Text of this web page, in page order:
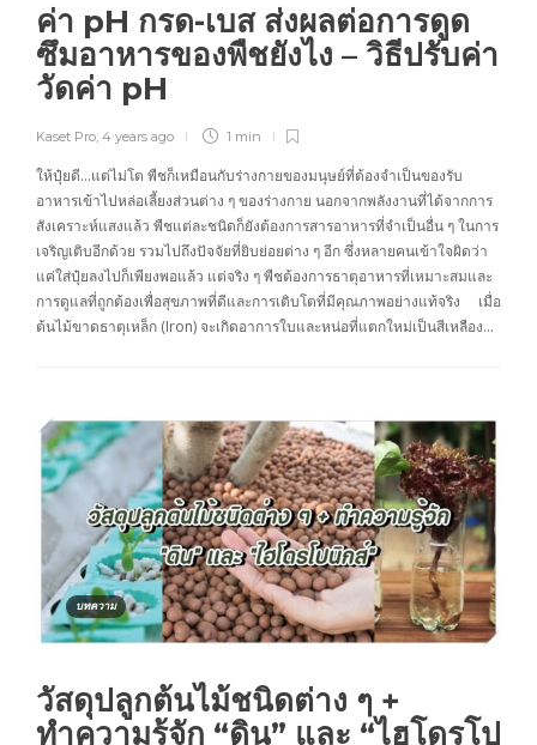
ค่า pH กรด-เบส ส่งผลต่อการดูด
ซึมอาหารของพืชยังไง – วิธีปรับค่า
วัดค่า pH
Kaset Pro 4 years ago 1 min
ให้ปุ๋ยดี…แต่ไม่โต พืชก็เหมือนกับร่างกายของมนุษย์ที่ต้องจำเป็นของรับ
อาหารเข้าไปหล่อเลี้ยงส่วนต่าง ๆ ของร่างกาย นอกจากพลังงานที่ได้จากการ
สังเคราะห์แสงแล้ว พืชแต่ละชนิดก็ยังต้องการสารอาหารที่จำเป็นอื่น ๆ ในการ
เจริญเติบอีกด้วย รวมไปถึงปัจจัยที่ยิบย่อยต่าง ๆ อีก ซึ่งหลายคนเข้าใจผิดว่า
แค่ใส่ปุ๋ยลงไปก็เพียงพอแล้ว แต่จริง ๆ พืชต้องการธาตุอาหารที่เหมาะสมและ
การดูแลที่ถูกต้องเพื่อสุขภาพที่ดีและการเติบโตที่มีคุณภาพอย่างแท้จริง เมื่อ
ต้นไม้ขาดธาตุเหล็ก (Iron) จะเกิดอาการใบและหน่อที่แตกใหม่เป็นสีเหลือง…
บทความ
วัสดุปลูกต้นไม้ชนิดต่าง ๆ +
ทำความรู้จัก “ดิน” และ “ไฮโดรโป